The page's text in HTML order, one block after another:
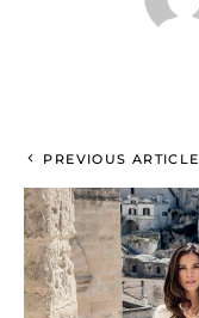
PREVIOUS ARTICLE